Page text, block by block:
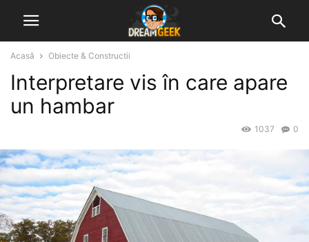
Acasă Obiecte & Constructii
Interpretare vis în care apare
un hambar
0
1037